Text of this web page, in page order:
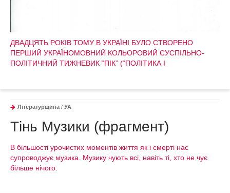
ДВАДЦЯТЬ РОКІВ ТОМУ В УКРАЇНІ БУЛО СТВОРЕНО
ПЕРШИЙ УКРАЇНОМОВНИЙ КОЛЬОРОВИЙ СУСПІЛЬНО-
ПОЛІТИЧНИЙ ТИЖНЕВИК “ПІК” (“ПОЛІТИКА І
Літературщина / УА
Тінь Музики (фрагмент)
В більшості урочистих моментів життя як і смерті нас
супроводжує музика. Музику чують всі, навіть ті, хто не чує
більше нічого.